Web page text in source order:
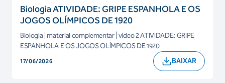
Biologia ATIVIDADE: GRIPE ESPANHOLA E OS
JOGOS OLÍMPICOS DE 1920
Biologia | material complementar | vídeo 2 ATIVIDADE: GRIPE
ESPANHOLA E OS JOGOS OLÍMPICOS DE 1920
17/06/2026 BAIXAR